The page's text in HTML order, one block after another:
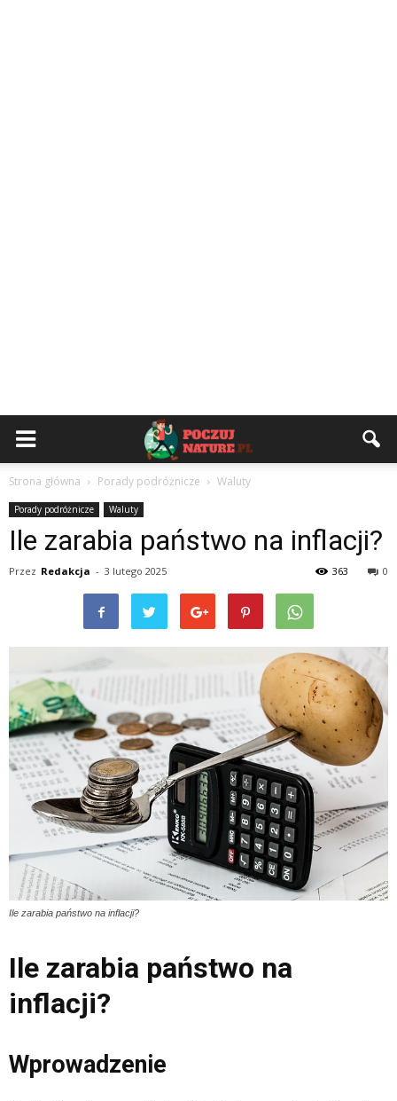
Strona główna Porady podróżnicze Waluty
Porady podróżnicze Waluty
Ile zarabia państwo na inflacji?
Przez Redakcja - 3 lutego 2025 0
363
Ile zarabia państwo na inflacji?
Ile zarabia państwo na
inflacji?
Wprowadzenie